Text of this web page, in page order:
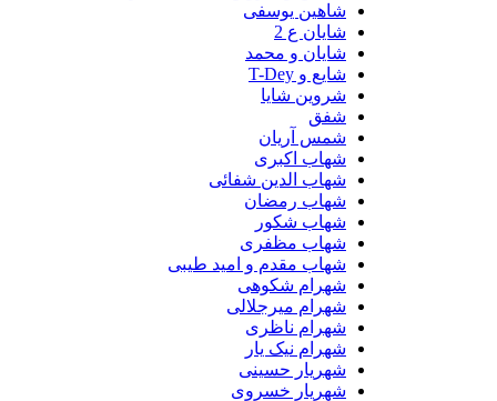
شاهین یوسفی
شایان ع 2
شایان و محمد
شایع و T-Dey
شروین شایا
شمس آریان
شهاب اکبری
شهاب الدین شفائی
شهاب رمضان
شهاب شکور
شهاب مظفری
شهاب مقدم و امید طیبی
شهرام شکوهی
شهرام میرجلالی
شهرام ناظری
شهرام نیک یار
شهریار حسینی
شهریار خسروی